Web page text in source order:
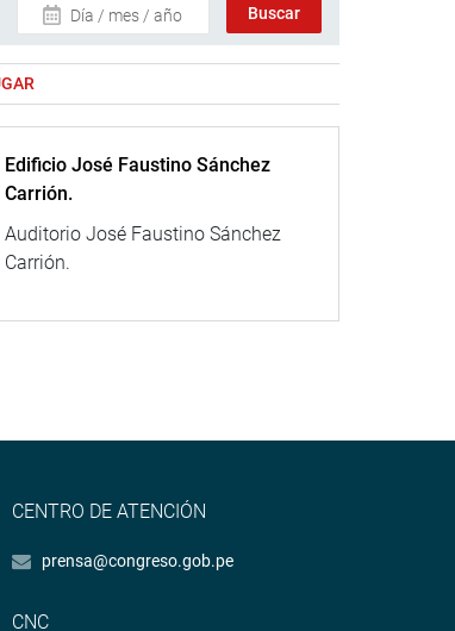
Día / mes / año
Edificio José Faustino Sánchez
Carrión.
Auditorio José Faustino Sánchez
Carrión.
CENTRO DE ATENCIÓN
prensa@congreso.gob.pe
CNC